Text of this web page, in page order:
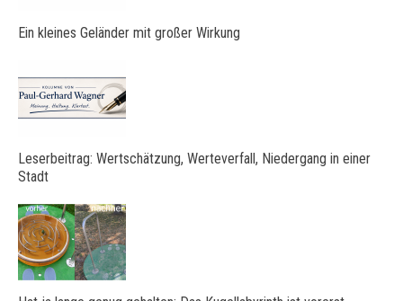
Ein kleines Geländer mit großer Wirkung
Leserbeitrag: Wertschätzung, Werteverfall, Niedergang in einer
Stadt